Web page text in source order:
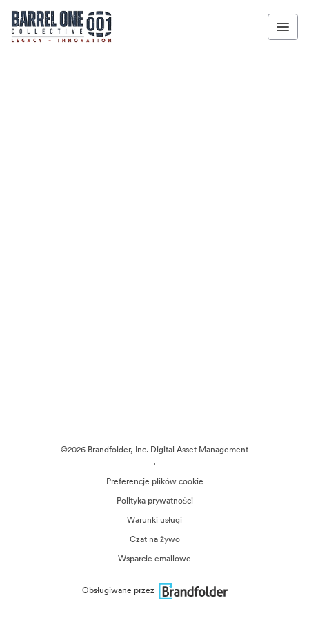
©2026 Brandfolder, Inc. Digital Asset Management
·
Preferencje plików cookie
Polityka prywatności
Warunki usługi
Czat na żywo
Wsparcie emailowe
Obsługiwane przez